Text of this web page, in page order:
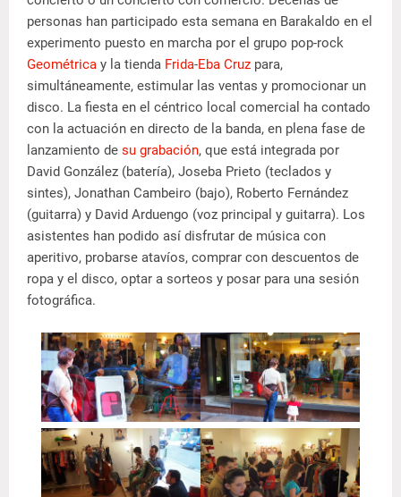
personas han participado esta semana en Barakaldo en el
experimento puesto en marcha por el grupo pop-rock
Geométrica y la tienda Frida-Eba Cruz para,
simultáneamente, estimular las ventas y promocionar un
disco. La fiesta en el céntrico local comercial ha contado
con la actuación en directo de la banda, en plena fase de
lanzamiento de su grabación, que está integrada por
David González (batería), Joseba Prieto (teclados y
sintes), Jonathan Cambeiro (bajo), Roberto Fernández
(guitarra) y David Arduengo (voz principal y guitarra). Los
asistentes han podido así disfrutar de música con
aperitivo, probarse atavíos, comprar con descuentos de
ropa y el disco, optar a sorteos y posar para una sesión
fotográfica.